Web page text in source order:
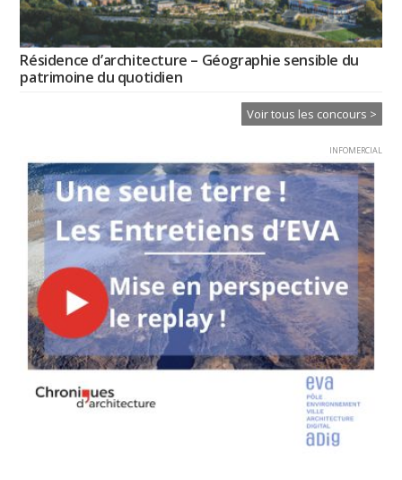
Résidence d’architecture – Géographie sensible du
patrimoine du quotidien
Voir tous les concours >
INFOMERCIAL